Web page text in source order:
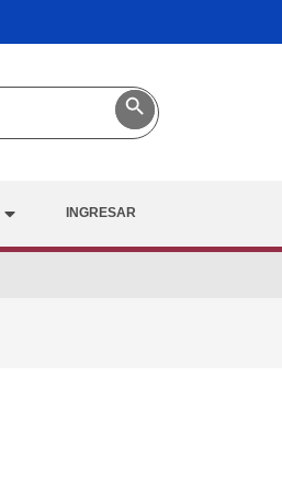
Botón de búsqueda
INGRESAR